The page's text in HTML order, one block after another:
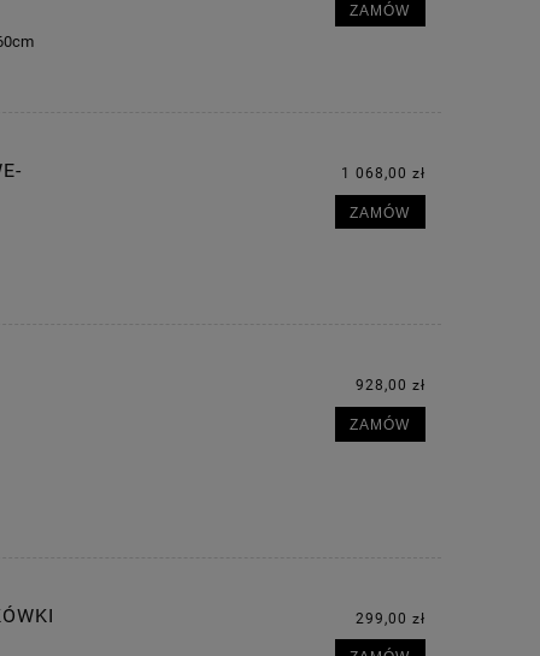
ZAMÓW
1 068,00 zł
ZAMÓW
928,00 zł
ZAMÓW
299,00 zł